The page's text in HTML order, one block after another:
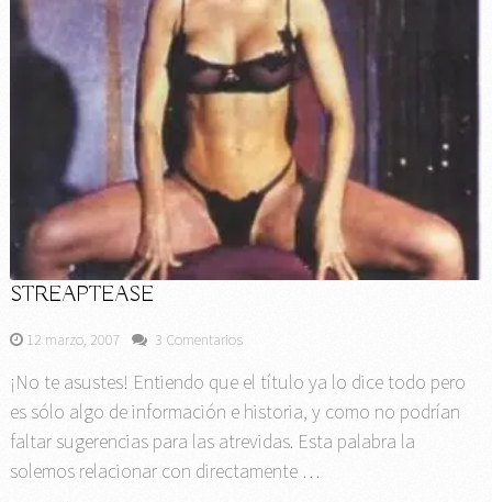
STREAPTEASE
12 marzo, 2007 3 Comentarios
¡No te asustes! Entiendo que el título ya lo dice todo pero
es sólo algo de información e historia, y como no podrían
faltar sugerencias para las atrevidas. Esta palabra la
solemos relacionar con directamente …